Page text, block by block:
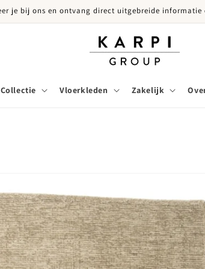
je bij ons en ontvang direct uitgebreide informatie
Collectie Vloerkleden Zakelijk